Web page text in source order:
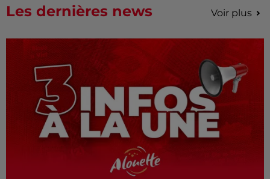
Les dernières news Voir plus